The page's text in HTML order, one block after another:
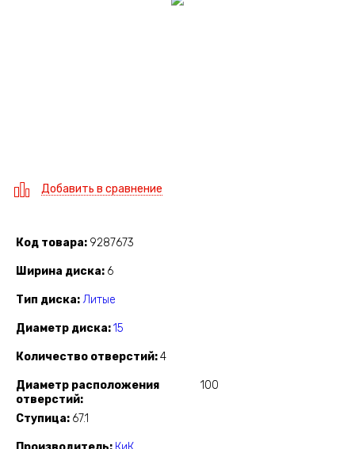
Добавить в сравнение
Код товара 9287673
Ширина диска 6
Тип диска Литые
Диаметр диска 15
Количество отверстий 4
Диаметр расположения
отверстий
100
Ступица 67.1